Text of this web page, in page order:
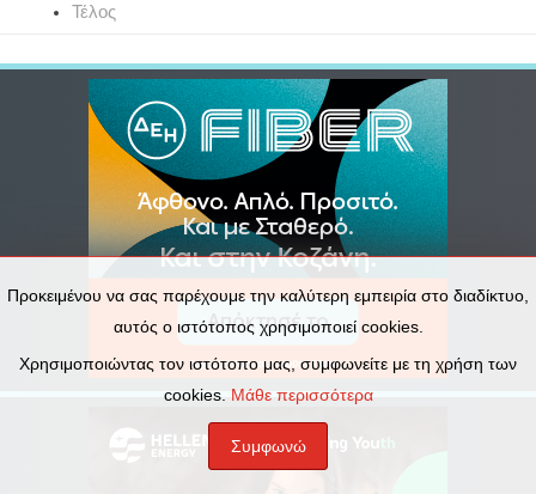
Τέλος
Προκειμένου να σας παρέχουμε την καλύτερη εμπειρία στο διαδίκτυο,
αυτός ο ιστότοπος χρησιμοποιεί cookies.
Χρησιμοποιώντας τον ιστότοπο μας, συμφωνείτε με τη χρήση των
cookies. Μάθε περισσότερα
Συμφωνώ